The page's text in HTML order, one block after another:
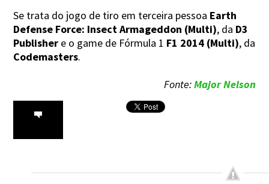
Se trata do jogo de tiro em terceira pessoa Earth
Defense Force: Insect Armageddon (Multi), da D3
Publisher e o game de Fórmula 1 F1 2014 (Multi), da
Codemasters.
Fonte:Major Nelson